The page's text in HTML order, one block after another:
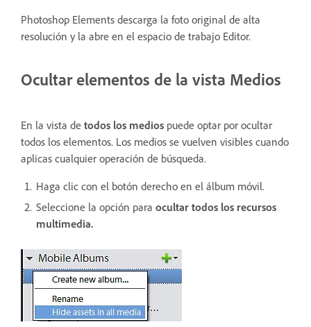
Photoshop Elements descarga la foto original de alta
resolución y la abre en el espacio de trabajo Editor.
Ocultar elementos de la vista Medios
En la vista de todos los medios puede optar por ocultar
todos los elementos. Los medios se vuelven visibles cuando
aplicas cualquier operación de búsqueda.
Haga clic con el botón derecho en el álbum móvil.
Seleccione la opción para ocultar todos los recursos
multimedia.